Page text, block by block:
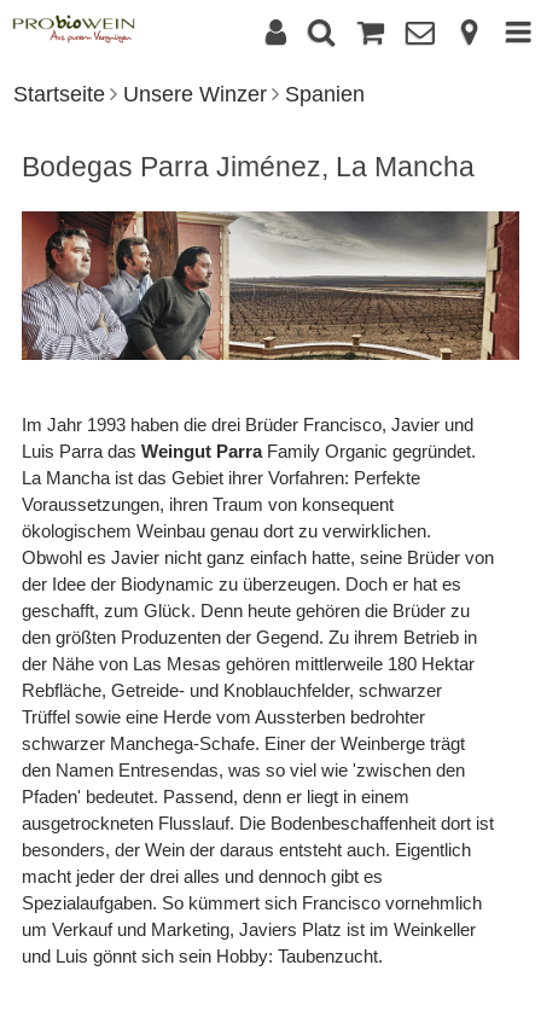
Startseite Unsere Winzer Spanien
Bodegas Parra Jiménez, La Mancha
Im Jahr 1993 haben die drei Brüder Francisco, Javier und
Luis Parra das Weingut Parra Family Organic gegründet.
La Mancha ist das Gebiet ihrer Vorfahren: Perfekte
Voraussetzungen, ihren Traum von konsequent
ökologischem Weinbau genau dort zu verwirklichen.
Obwohl es Javier nicht ganz einfach hatte, seine Brüder von
der Idee der Biodynamic zu überzeugen. Doch er hat es
geschafft, zum Glück. Denn heute gehören die Brüder zu
den größten Produzenten der Gegend. Zu ihrem Betrieb in
der Nähe von Las Mesas gehören mittlerweile 180 Hektar
Rebfläche, Getreide- und Knoblauchfelder, schwarzer
Trüffel sowie eine Herde vom Aussterben bedrohter
schwarzer Manchega-Schafe. Einer der Weinberge trägt
den Namen Entresendas, was so viel wie 'zwischen den
Pfaden' bedeutet. Passend, denn er liegt in einem
ausgetrockneten Flusslauf. Die Bodenbeschaffenheit dort ist
besonders, der Wein der daraus entsteht auch. Eigentlich
macht jeder der drei alles und dennoch gibt es
Spezialaufgaben. So kümmert sich Francisco vornehmlich
um Verkauf und Marketing, Javiers Platz ist im Weinkeller
und Luis gönnt sich sein Hobby: Taubenzucht.